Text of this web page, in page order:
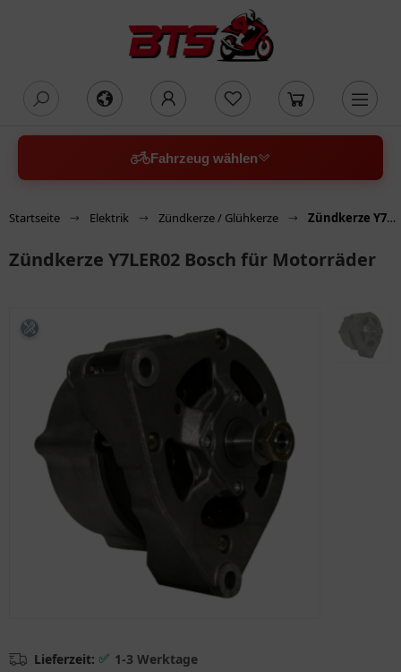
Fahrzeug wählen
Startseite Elektrik Zündkerze / Glühkerze Zündkerze Y7LER02 Bosch für Motorräder
Zündkerze Y7LER02 Bosch für Motorräder
Lieferzeit: ✅ 1-3 Werktage